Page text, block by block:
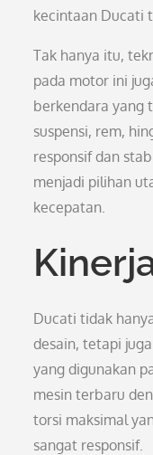
kecintaan Ducati
Tak hanya itu,
pada motor ini
berkendara yang
suspensi, rem,
responsif dan
menjadi pilihan
kecepatan.
Ducati tidak
desain, tetapi
yang digunakan
mesin terbaru
torsi maksimal
sangat responsif.